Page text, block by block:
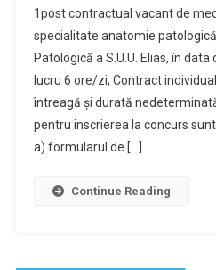
1post contractual vacant de
specialitate anatomie
Patologică a S.U.U. Elias, în
lucru 6 ore/zi; Contract
întreagă și durată
pentru inscrierea la concurs
a) formularul de […]
Continue Reading